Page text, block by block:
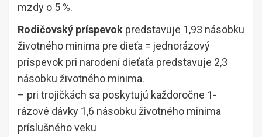
mzdy o 5 %.
Rodičovský príspevok predstavuje 1,93 násobku
životného minima pre dieťa = jednorázový
príspevok pri narodení dieťaťa predstavuje 2,3
násobku životného minima.
– pri trojičkách sa poskytujú každoročne 1-
rázové dávky 1,6 násobku životného minima
príslušného veku